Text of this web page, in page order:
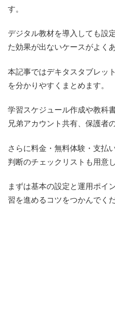
す。
デジタル教材を導入しても設
た効果が出ないケースがよく
本記事ではデキタスタブレッ
を分かりやすくまとめます。
学習スケジュール作成や教科
兄弟アカウント共有、保護者
さらに料金・無料体験・支払
判断のチェックリストも用意
まずは基本の設定と運用ポイ
習を進めるコツをつかんでくだ